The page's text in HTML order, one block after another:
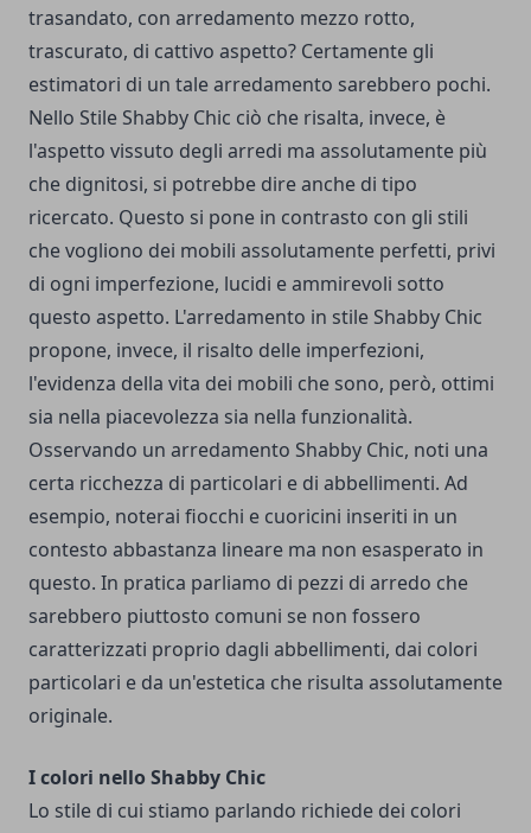
trasandato, con arredamento mezzo rotto,
trascurato, di cattivo aspetto? Certamente gli
estimatori di un tale arredamento sarebbero pochi.
Nello Stile Shabby Chic ciò che risalta, invece, è
l'aspetto vissuto degli arredi ma assolutamente più
che dignitosi, si potrebbe dire anche di tipo
ricercato. Questo si pone in contrasto con gli stili
che vogliono dei mobili assolutamente perfetti, privi
di ogni imperfezione, lucidi e ammirevoli sotto
questo aspetto. L'arredamento in stile Shabby Chic
propone, invece, il risalto delle imperfezioni,
l'evidenza della vita dei mobili che sono, però, ottimi
sia nella piacevolezza sia nella funzionalità.
Osservando un arredamento Shabby Chic, noti una
certa ricchezza di particolari e di abbellimenti. Ad
esempio, noterai fiocchi e cuoricini inseriti in un
contesto abbastanza lineare ma non esasperato in
questo. In pratica parliamo di pezzi di arredo che
sarebbero piuttosto comuni se non fossero
caratterizzati proprio dagli abbellimenti, dai colori
particolari e da un'estetica che risulta assolutamente
originale.
I colori nello Shabby Chic
Lo stile di cui stiamo parlando richiede dei colori